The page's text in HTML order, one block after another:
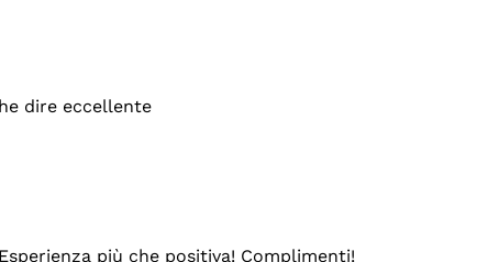
dire eccellente
più che positiva! Complimenti!